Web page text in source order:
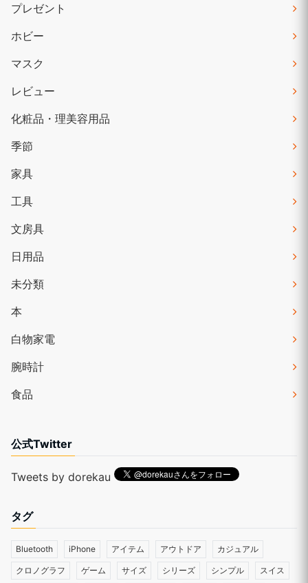
プレゼント
ホビー
マスク
レビュー
化粧品・理美容用品
季節
家具
工具
文房具
日用品
未分類
本
白物家電
腕時計
食品
公式Twitter
Tweets by dorekau
タグ
Bluetooth iPhone アイテム アウトドア カジュアル
クロノグラフ ゲーム サイズ シリーズ シンプル スイス